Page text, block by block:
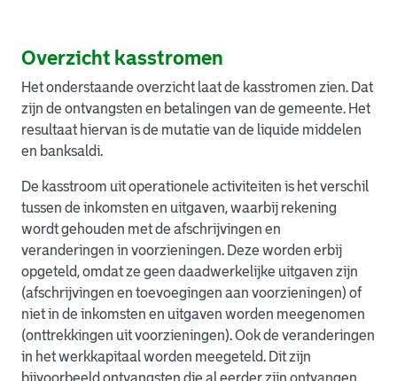
Overzicht kasstromen
Het onderstaande overzicht laat de kasstromen zien. Dat
zijn de ontvangsten en betalingen van de gemeente. Het
resultaat hiervan is de mutatie van de liquide middelen
en banksaldi.
De kasstroom uit operationele activiteiten is het verschil
tussen de inkomsten en uitgaven, waarbij rekening
wordt gehouden met de afschrijvingen en
veranderingen in voorzieningen. Deze worden erbij
opgeteld, omdat ze geen daadwerkelijke uitgaven zijn
(afschrijvingen en toevoegingen aan voorzieningen) of
niet in de inkomsten en uitgaven worden meegenomen
(onttrekkingen uit voorzieningen). Ook de veranderingen
in het werkkapitaal worden meegeteld. Dit zijn
bijvoorbeeld ontvangsten die al eerder zijn ontvangen